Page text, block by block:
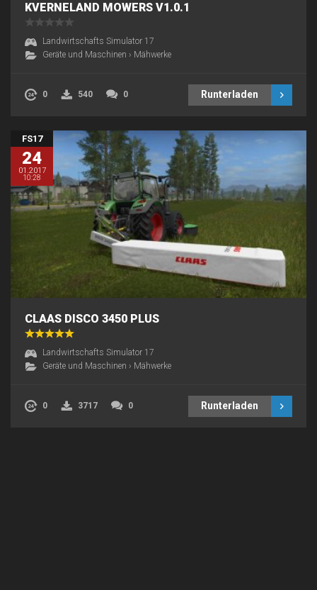
KVERNELAND MOWERS V1.0.1
Landwirtschafts Simulator 17
Geräte und Maschinen › Mähwerke
0 540 0 Runterladen
FS17
24
01.2017
10:28
CLAAS DISCO 3450 PLUS
Landwirtschafts Simulator 17
Geräte und Maschinen › Mähwerke
0 3717 0 Runterladen